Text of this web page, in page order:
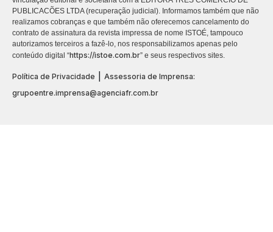
PUBLICACÕES LTDA (recuperação judicial). Informamos também que não
realizamos cobranças e que também não oferecemos cancelamento do
contrato de assinatura da revista impressa de nome ISTOÉ, tampouco
autorizamos terceiros a fazê-lo, nos responsabilizamos apenas pelo
conteúdo digital “https://istoe.com.br” e seus respectivos sites.
Política de Privacidade
Assessoria de Imprensa:
grupoentre.imprensa@agenciafr.com.br